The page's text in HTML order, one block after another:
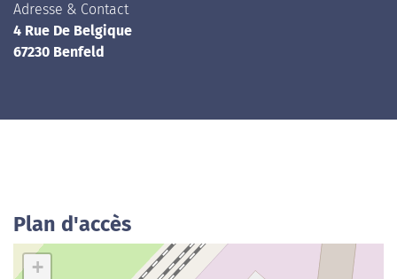
Adresse & Contact
4 Rue De Belgique
67230 Benfeld
Plan d'accès
+